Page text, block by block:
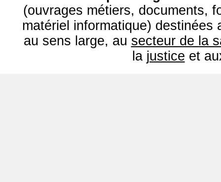
(ouvrages métiers, documents,
matériel informatique) destinées
au sens large, au secteur de la
la justice et